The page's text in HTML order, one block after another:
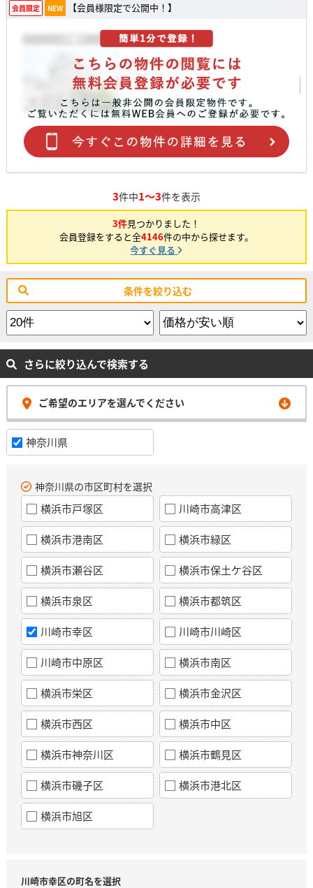
会員限定 NEW 【会員様限定で公開中！】
3件中1～3件を表示
3件見つかりました！
会員登録をすると全4146件の中から探せます。
今すぐ見る
条件を絞り込む
さらに絞り込んで検索する
ご希望のエリアを選んでください
神奈川県
神奈川県の市区町村を選択
横浜市戸塚区 川崎市高津区
横浜市港南区 横浜市緑区
横浜市瀬谷区 横浜市保土ケ谷区
横浜市泉区 横浜市都筑区
川崎市幸区 川崎市川崎区
川崎市中原区 横浜市南区
横浜市栄区 横浜市金沢区
横浜市西区 横浜市中区
横浜市神奈川区 横浜市鶴見区
横浜市磯子区 横浜市港北区
横浜市旭区
川崎市幸区の町名を選択